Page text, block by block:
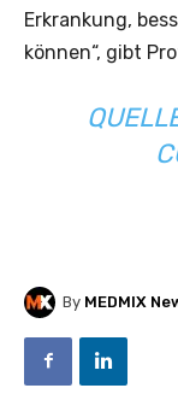
Erkrankung,
können“, gibt
By MEDMIX